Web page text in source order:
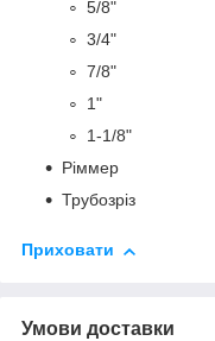
5/8"
3/4"
7/8"
1"
1-1/8"
Ріммер
Трубозріз
Приховати
Умови доставки